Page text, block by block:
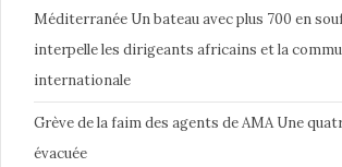
Méditerranée Un bateau avec plus 700 en
interpelle les dirigeants africains et la
internationale
Grève de la faim des agents de AMA Une
évacuée